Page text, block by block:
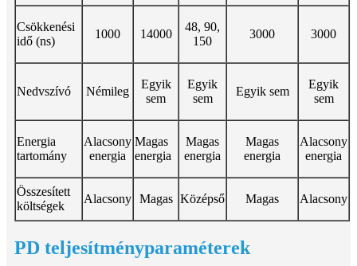
Csökkenési
idő (ns)
1000 14000
48, 90,
150
3000 3000
Nedvszívó Némileg
Egyik
sem
Egyik
sem
Egyik sem
Egyik
sem
Energia
tartomány
Alacsony
energia
Magas
energia
Magas
energia
Magas
energia
Alacsony
energia
Összesített
költségek
Alacsony Magas Középső Magas Alacsony
PD teljesítményparaméterek